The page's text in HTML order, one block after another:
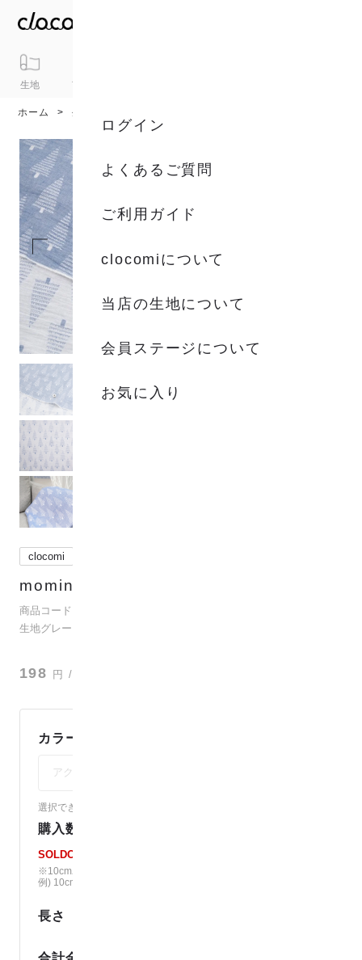
生地 アイテム
ログイン
よくあるご質問
ご利用ガイド
clocomiについて
当店の生地について
会員ステージについて
お気に入り
ホーム 生地
clocomi
mominoki
商品コード：para-co2j-80037
生地グレード：ダブルガーゼ
198 円 / 10cm
カラー：
アクアグレイ
選択できないカラーは売り切れです。（
購入数
SOLDOUT
※10cm単位で、ご注文個数の長さでカット。
例) 10cm × 12 の場合、120cmでカット。
長さ